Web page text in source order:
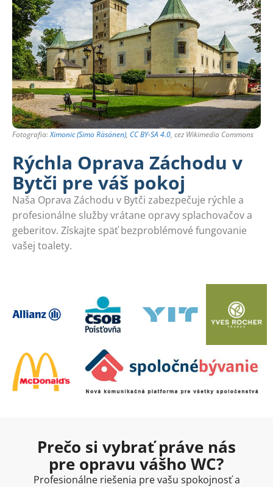
Fotografia:Ximonic (Simo Räsänen), CC BY-SA 4.0, cez Wikimedia Commons
Rýchla Oprava Záchodu v
Bytči pre váš pokoj
Naša Oprava Záchodu v Bytči zabezpečuje rýchle a
profesionálne služby vrátane opravy splachovačov a
geberitov. Získajte späť bezproblémové fungovanie
vašej toalety.
Prečo si vybrať práve nás
pre opravu vášho WC?
Profesionálne riešenia pre vašu spokojnosť a